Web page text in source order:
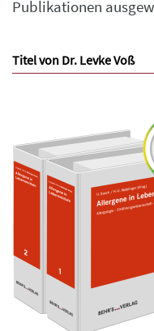
Publikationen
Titel von Dr. Levke Voß